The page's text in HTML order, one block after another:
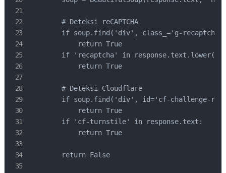
        # Deteksi reCAPTCHA
if soup.find('div', class_='g-
            return True
        if 'recaptcha' in response.text.lower():
            return True
        # Deteksi Cloudflare
if soup.find('div', id='cf-challenge-
            return True
        if 'cf-turnstile' in response.text:
            return True
        return False